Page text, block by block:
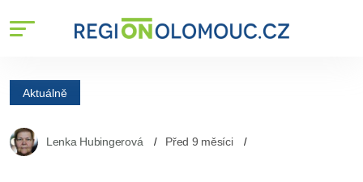
Aktuálně
Lenka Hubingerová Před 9 měsíci